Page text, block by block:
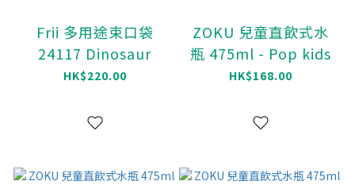
Frii 多用途束口袋
24117 Dinosaur
HK$220.00
ZOKU 兒童直飲式水
瓶 475ml - Pop kids
HK$168.00